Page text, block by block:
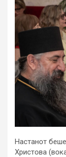
Настанот
Христова